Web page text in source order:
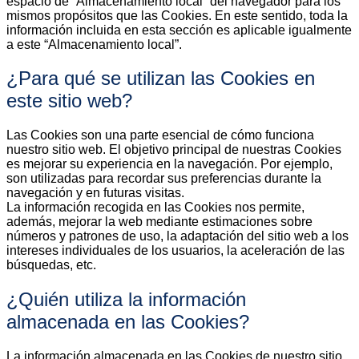
mismos propósitos que las Cookies. En este sentido, toda la
información incluida en esta sección es aplicable igualmente
a este “Almacenamiento local”.
¿Para qué se utilizan las Cookies en
este sitio web?
Las Cookies son una parte esencial de cómo funciona
nuestro sitio web. El objetivo principal de nuestras Cookies
es mejorar su experiencia en la navegación. Por ejemplo,
son utilizadas para recordar sus preferencias durante la
navegación y en futuras visitas.
La información recogida en las Cookies nos permite,
además, mejorar la web mediante estimaciones sobre
números y patrones de uso, la adaptación del sitio web a los
intereses individuales de los usuarios, la aceleración de las
búsquedas, etc.
¿Quién utiliza la información
almacenada en las Cookies?